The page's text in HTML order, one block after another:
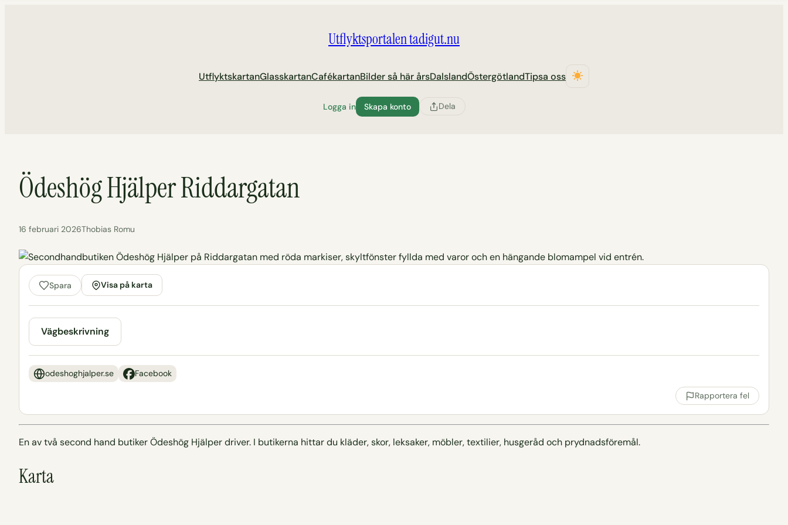
Utflyktsportalen tadigut.nu
UtflyktskartanGlasskartanCafékartanBilder så här årsDalslandÖstergötlandTipsa oss
Logga in Skapa konto Dela
Ödeshög Hjälper Riddargatan
16 februari 2026Thobias Romu
Spara Visa på karta
Vägbeskrivning
odeshoghjalper.se Facebook
Rapportera fel
En av två second hand butiker Ödeshög Hjälper driver. I butikerna hittar du kläder, skor, leksaker, möbler, textilier, husgeråd och prydnadsföremål.
Karta